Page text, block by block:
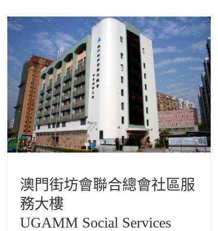
澳門街坊會聯合總會社區服
務大樓
UGAMM Social Services